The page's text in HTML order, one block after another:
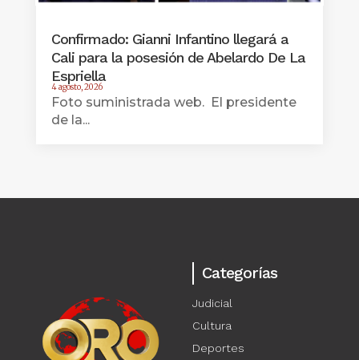
Confirmado: Gianni Infantino llegará a
Cali para la posesión de Abelardo De La
Espriella
4 agosto, 2026
Foto suministrada web. El presidente
de la...
Categorías
Judicial
Cultura
Deportes